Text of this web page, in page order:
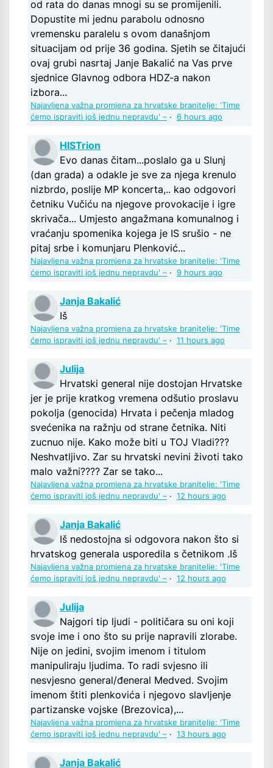
od rata do danas mnogi su se promijenili.
Dopustite mi jednu parabolu odnosno
vremensku paralelu s ovom današnjom
situacijam od prije 36 godina. Sjetih se čitajući
ovaj grubi nasrtaj Janje Bakalić na Vas prve
sjednice Glavnog odbora HDZ-a nakon
izbora...
Najavljena važna promjena za hrvatske branitelje: 'Time
ćemo ispraviti još jednu nepravdu' – · 6 hours ago
HISTrion
Evo danas čitam...poslalo ga u Slunj
(dan grada) a odakle je sve za njega krenulo
nizbrdo, poslije MP koncerta,.. kao odgovori
četniku Vučiću na njegove provokacije i igre
skrivača... Umjesto angažmana komunalnog i
vraćanju spomenika kojega je IS srušio - ne
pitaj srbe i komunjaru Plenković...
Najavljena važna promjena za hrvatske branitelje: 'Time
ćemo ispraviti još jednu nepravdu' – · 9 hours ago
Janja Bakalić
Iš
Najavljena važna promjena za hrvatske branitelje: 'Time
ćemo ispraviti još jednu nepravdu' – · 11 hours ago
Julija
Hrvatski general nije dostojan Hrvatske
jer je prije kratkog vremena odšutio proslavu
pokolja (genocida) Hrvata i pečenja mladog
svećenika na ražnju od strane četnika. Niti
zucnuo nije. Kako može biti u TOJ Vladi???
Neshvatljivo. Zar su hrvatski nevini životi tako
malo važni???? Zar se tako...
Najavljena važna promjena za hrvatske branitelje: 'Time
ćemo ispraviti još jednu nepravdu' – · 12 hours ago
Janja Bakalić
Iš nedostojna si odgovora nakon što si
hrvatskog generala usporedila s četnikom .Iš
Najavljena važna promjena za hrvatske branitelje: 'Time
ćemo ispraviti još jednu nepravdu' – · 12 hours ago
Julija
Najgori tip ljudi - političara su oni koji
svoje ime i ono što su prije napravili zlorabe.
Nije on jedini, svojim imenom i titulom
manipuliraju ljudima. To radi svjesno ili
nesvjesno general/đeneral Medved. Svojim
imenom štiti plenkovića i njegovo slavljenje
partizanske vojske (Brezovica),...
Najavljena važna promjena za hrvatske branitelje: 'Time
ćemo ispraviti još jednu nepravdu' – · 13 hours ago
Janja Bakalić